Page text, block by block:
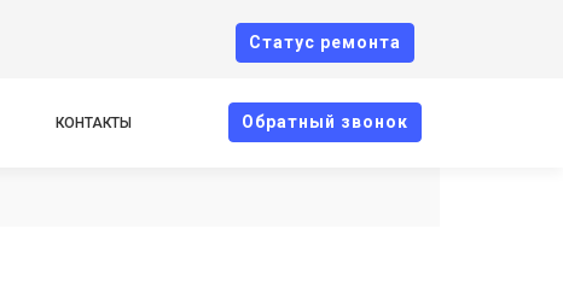
Cтатус ремонта
КОНТАКТЫ Oбратный звонок